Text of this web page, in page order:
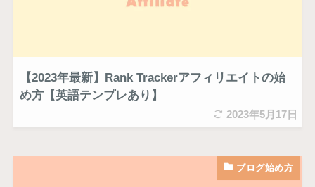
【2023年最新】Rank Trackerアフィリエイトの始
め方【英語テンプレあり】
2023年5月17日
ブログ始め方